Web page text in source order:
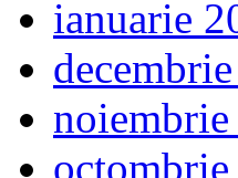
ianuarie